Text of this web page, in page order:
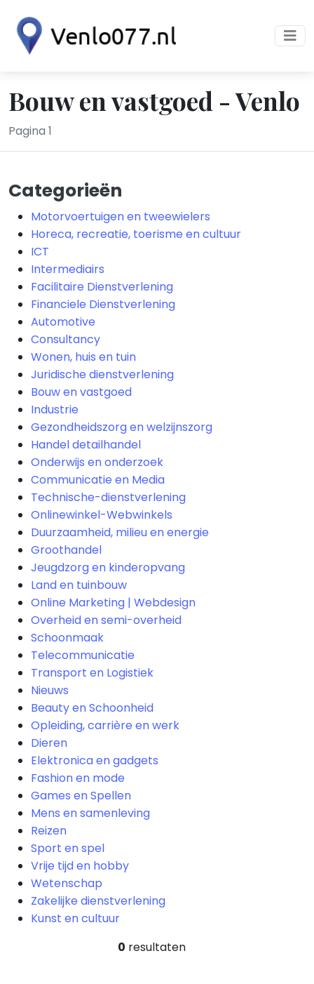
Bouw en vastgoed - Venlo
Pagina 1
Categorieën
Motorvoertuigen en tweewielers
Horeca, recreatie, toerisme en cultuur
ICT
Intermediairs
Facilitaire Dienstverlening
Financiele Dienstverlening
Automotive
Consultancy
Wonen, huis en tuin
Juridische dienstverlening
Bouw en vastgoed
Industrie
Gezondheidszorg en welzijnszorg
Handel detailhandel
Onderwijs en onderzoek
Communicatie en Media
Technische-dienstverlening
Onlinewinkel-Webwinkels
Duurzaamheid, milieu en energie
Groothandel
Jeugdzorg en kinderopvang
Land en tuinbouw
Online Marketing | Webdesign
Overheid en semi-overheid
Schoonmaak
Telecommunicatie
Transport en Logistiek
Nieuws
Beauty en Schoonheid
Opleiding, carrière en werk
Dieren
Elektronica en gadgets
Fashion en mode
Games en Spellen
Mens en samenleving
Reizen
Sport en spel
Vrije tijd en hobby
Wetenschap
Zakelijke dienstverlening
Kunst en cultuur
0 resultaten